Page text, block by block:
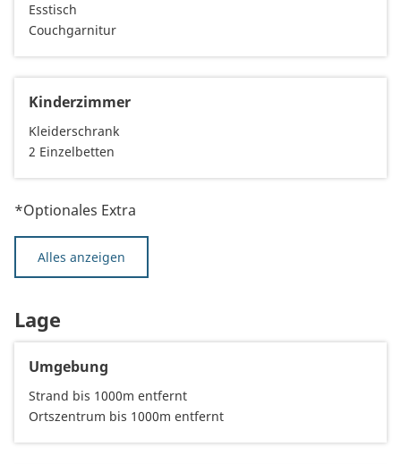
Esstisch
Couchgarnitur
Kinderzimmer
Kleiderschrank
2 Einzelbetten
*Optionales Extra
Alles anzeigen
Lage
Umgebung
Strand bis 1000m entfernt
Ortszentrum bis 1000m entfernt